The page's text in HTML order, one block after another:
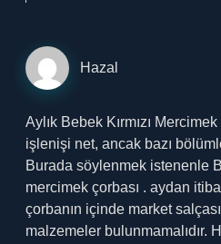
Hazal
Aylık Bebek Kırmızı
işlenişi net, ancak bazı
Burada söylenmek istenenle
mercimek çorbası . aydan
çorbanın içinde market
malzemeler bulunmamalıdır.